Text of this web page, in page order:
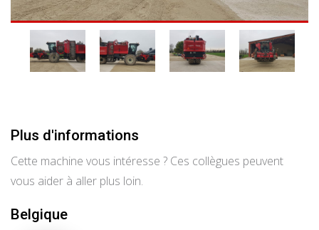
Plus d'informations
Cette machine vous intéresse ? Ces collègues peuvent
vous aider à aller plus loin.
Belgique